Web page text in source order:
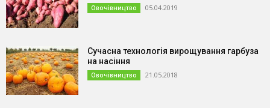
Овочівництво 05.04.2019
Сучасна технологія вирощування гарбуза
на насіння
Овочівництво 21.05.2018